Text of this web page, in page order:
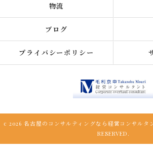
物流
ブログ
プライバシーポリシー
c 2026 名古屋のコンサルティングなら経営コンサルタ
RESERVED.